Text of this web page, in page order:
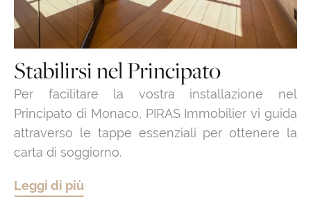
Stabilirsi nel Principato
Per facilitare la vostra installazione nel
Principato di Monaco, PIRAS Immobilier vi guida
attraverso le tappe essenziali per ottenere la
carta di soggiorno.
Leggi di più